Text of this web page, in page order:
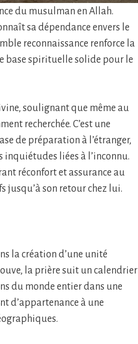
du musulman en Allah.
sa dépendance envers le
reconnaissance renforce la
base spirituelle solide pour le
soulignant que même au
recherchée. C’est une
de préparation à l’étranger,
liées à l’inconnu.
réconfort et assurance au
jusqu’à son retour chez lui.
la création d’une unité
la prière suit un calendrier
du monde entier dans une
d’appartenance à une